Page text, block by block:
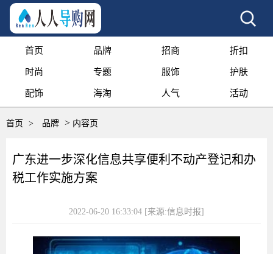
首页 品牌 招商 折扣
时尚 专题 服饰 护肤
配饰 海淘 人气 活动
首页 > 品牌 > 内容页
广东进一步深化信息共享便利不动产登记和办
税工作实施方案
2022-06-20 16:33:04 [来源:信息时报]